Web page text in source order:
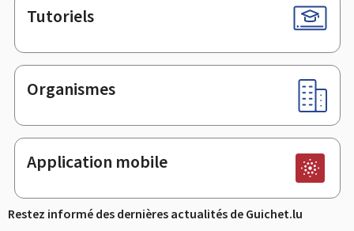
Tutoriels
Organismes
Application mobile
Restez informé des dernières actualités de Guichet.lu